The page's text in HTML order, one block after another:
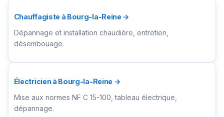
Chauffagiste à Bourg-la-Reine →
Dépannage et installation chaudière, entretien,
désembouage.
Électricien à Bourg-la-Reine →
Mise aux normes NF C 15-100, tableau électrique,
dépannage.